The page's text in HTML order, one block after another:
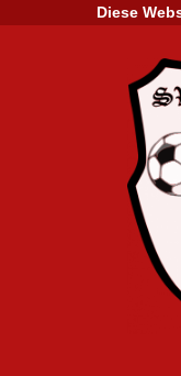
Diese